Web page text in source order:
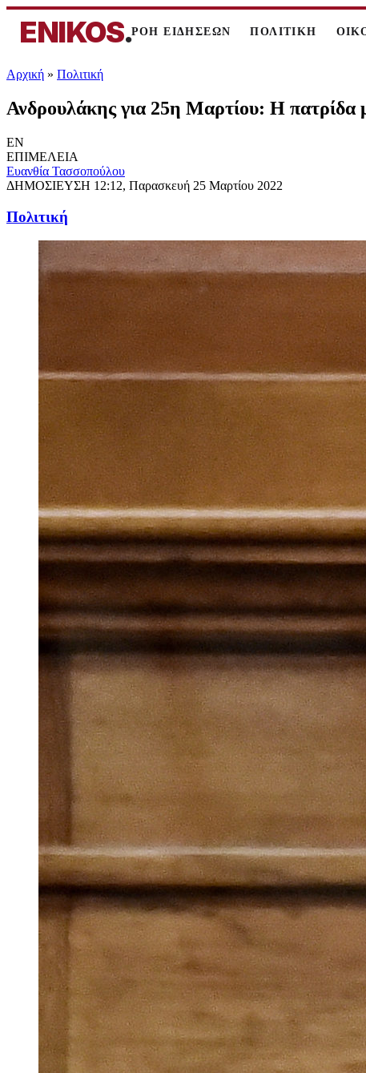
ENIKOS.ΡΟΗ ΕΙΔΗΣΕΩΝ ΠΟΛΙΤΙΚΗ
Αρχική » Πολιτική
Ανδρουλάκης για 25η Μαρτίου: Η πατρίδα
EN
ΕΠΙΜΕΛΕΙΑ
Ευανθία Τασσοπούλου
ΔΗΜΟΣΙΕΥΣΗ 12:12, Παρασκευή 25 Μαρτίου 2022
Πολιτική